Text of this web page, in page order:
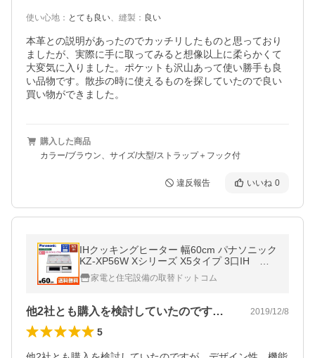
使い心地 ： とても良い、 縫製 ： 良い
本革との説明があったのでカッチリしたものと思っており
ましたが、実際に手に取ってみると想像以上に柔らかくて
大変気に入りました。ポケットも沢山あって使い勝手も良
い品物です。散歩の時に使えるものを探していたので良い
買い物ができました。
購入した商品
カラー/ブラウン、サイズ/大型/ストラップ＋フック付
違反報告 いいね 0
IHクッキングヒーター 幅60cm パナソニック
KZ-XP56W Xシリーズ X5タイプ 3口IH 右
シングルオールメタル対応
家電と住宅設備の取替ドットコム
他2社とも購入を検討していたのですが、… 2019/12/8
5